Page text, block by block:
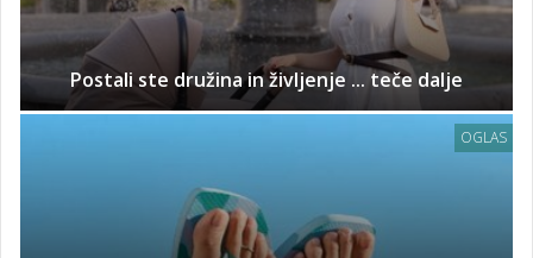
Postali ste družina in življenje ... teče dalje
OGLAS